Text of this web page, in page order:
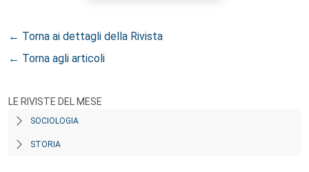
← Torna ai dettagli della Rivista
← Torna agli articoli
LE RIVISTE DEL MESE
SOCIOLOGIA
STORIA